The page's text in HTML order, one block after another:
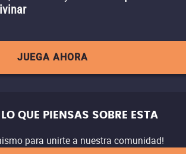
JUEGA AHORA
QUE PIENSAS SOBRE ESTA
para unirte a nuestra comunidad!